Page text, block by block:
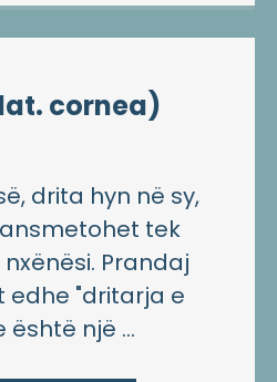
cornea)
drita hyn në sy,
tek
Prandaj
edhe "dritarja e
është një ...